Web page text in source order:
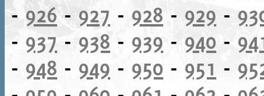
-926- 927 - 928 - 929 -
- 937 - 938 - 939 - 940 -
- 948 - 949 - 950 - 951 -